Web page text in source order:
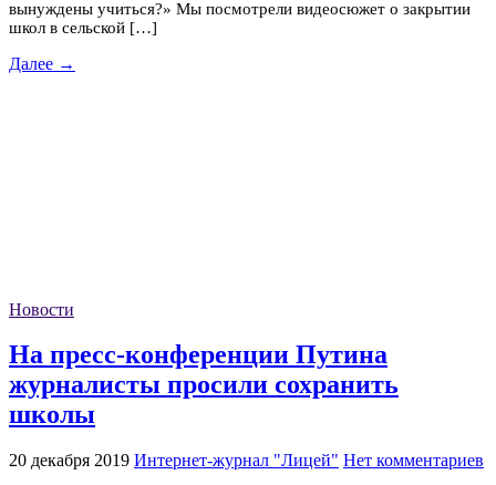
вынуждены учиться?» Мы посмотрели видеосюжет о закрытии
школ в сельской […]
Далее →
Новости
На пресс-конференции Путина
журналисты просили сохранить
школы
20 декабря 2019 Интернет-журнал "Лицей" Нет комментариев